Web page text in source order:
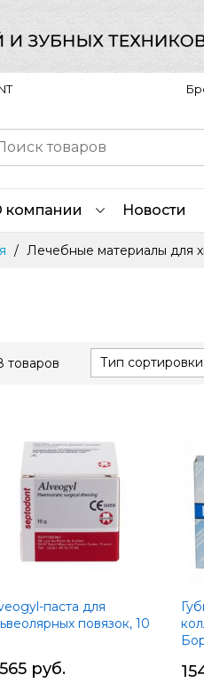
компании Новости
Лечебные материалы для
товаров Тип сортировки
паста для
повязок, 10
руб.